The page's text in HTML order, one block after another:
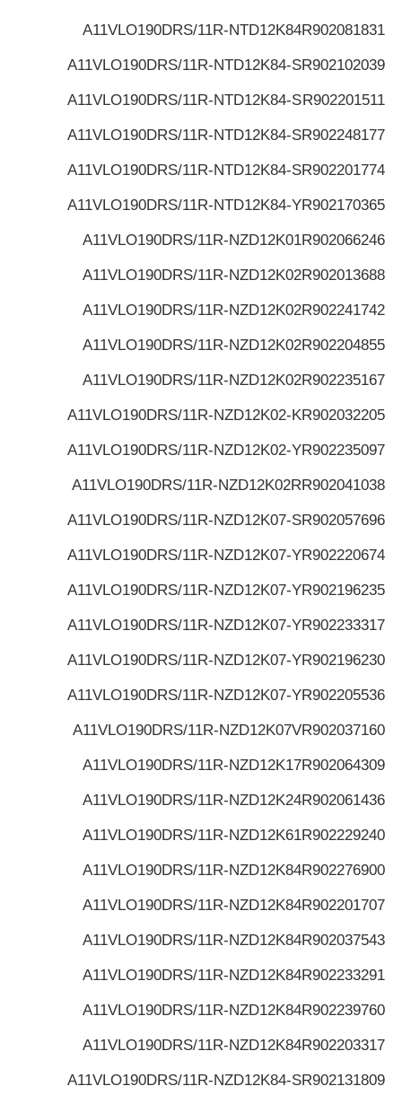
R902081831
A11VLO190DRS/11R-NTD12K84
R902102039
A11VLO190DRS/11R-NTD12K84-S
R902201511
A11VLO190DRS/11R-NTD12K84-S
R902248177
A11VLO190DRS/11R-NTD12K84-S
R902201774
A11VLO190DRS/11R-NTD12K84-S
R902170365
A11VLO190DRS/11R-NTD12K84-Y
R902066246
A11VLO190DRS/11R-NZD12K01
R902013688
A11VLO190DRS/11R-NZD12K02
R902241742
A11VLO190DRS/11R-NZD12K02
R902204855
A11VLO190DRS/11R-NZD12K02
R902235167
A11VLO190DRS/11R-NZD12K02
R902032205
A11VLO190DRS/11R-NZD12K02-K
R902235097
A11VLO190DRS/11R-NZD12K02-Y
R902041038
A11VLO190DRS/11R-NZD12K02R
R902057696
A11VLO190DRS/11R-NZD12K07-S
R902220674
A11VLO190DRS/11R-NZD12K07-Y
R902196235
A11VLO190DRS/11R-NZD12K07-Y
R902233317
A11VLO190DRS/11R-NZD12K07-Y
R902196230
A11VLO190DRS/11R-NZD12K07-Y
R902205536
A11VLO190DRS/11R-NZD12K07-Y
R902037160
A11VLO190DRS/11R-NZD12K07V
R902064309
A11VLO190DRS/11R-NZD12K17
R902061436
A11VLO190DRS/11R-NZD12K24
R902229240
A11VLO190DRS/11R-NZD12K61
R902276900
A11VLO190DRS/11R-NZD12K84
R902201707
A11VLO190DRS/11R-NZD12K84
R902037543
A11VLO190DRS/11R-NZD12K84
R902233291
A11VLO190DRS/11R-NZD12K84
R902239760
A11VLO190DRS/11R-NZD12K84
R902203317
A11VLO190DRS/11R-NZD12K84
R902131809
A11VLO190DRS/11R-NZD12K84-S